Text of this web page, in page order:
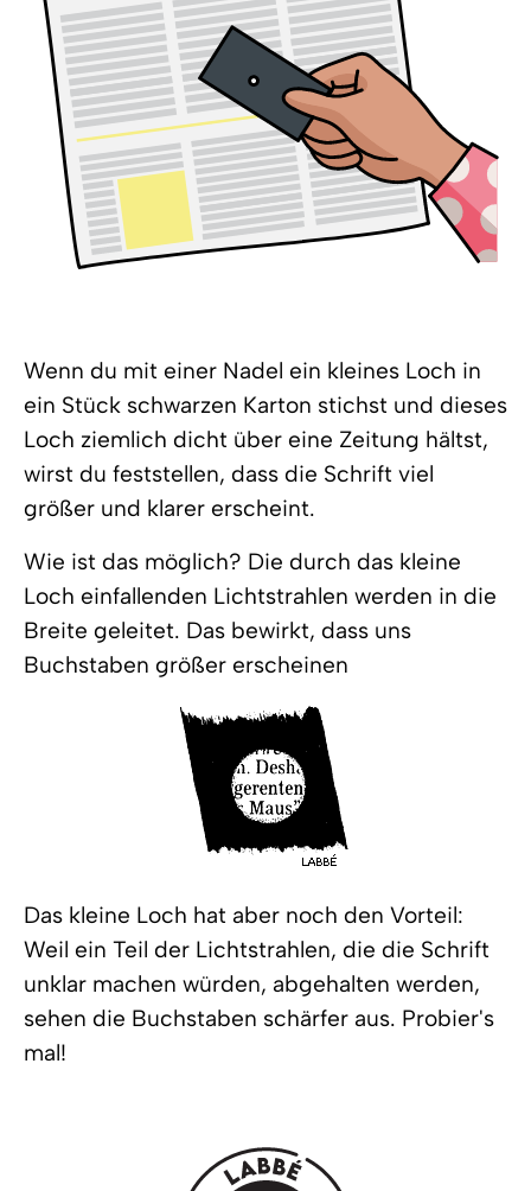
Wenn du mit einer Nadel ein kleines Loch in
ein Stück schwarzen Karton stichst und dieses
Loch ziemlich dicht über eine Zeitung hältst,
wirst du feststellen, dass die Schrift viel
größer und klarer erscheint.
Wie ist das möglich? Die durch das kleine
Loch einfallenden Lichtstrahlen werden in die
Breite geleitet. Das bewirkt, dass uns
Buchstaben größer erscheinen
Das kleine Loch hat aber noch den Vorteil:
Weil ein Teil der Lichtstrahlen, die die Schrift
unklar machen würden, abgehalten werden,
sehen die Buchstaben schärfer aus. Probier's
mal!